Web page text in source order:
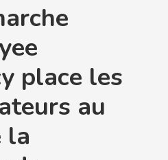
place les
au
la